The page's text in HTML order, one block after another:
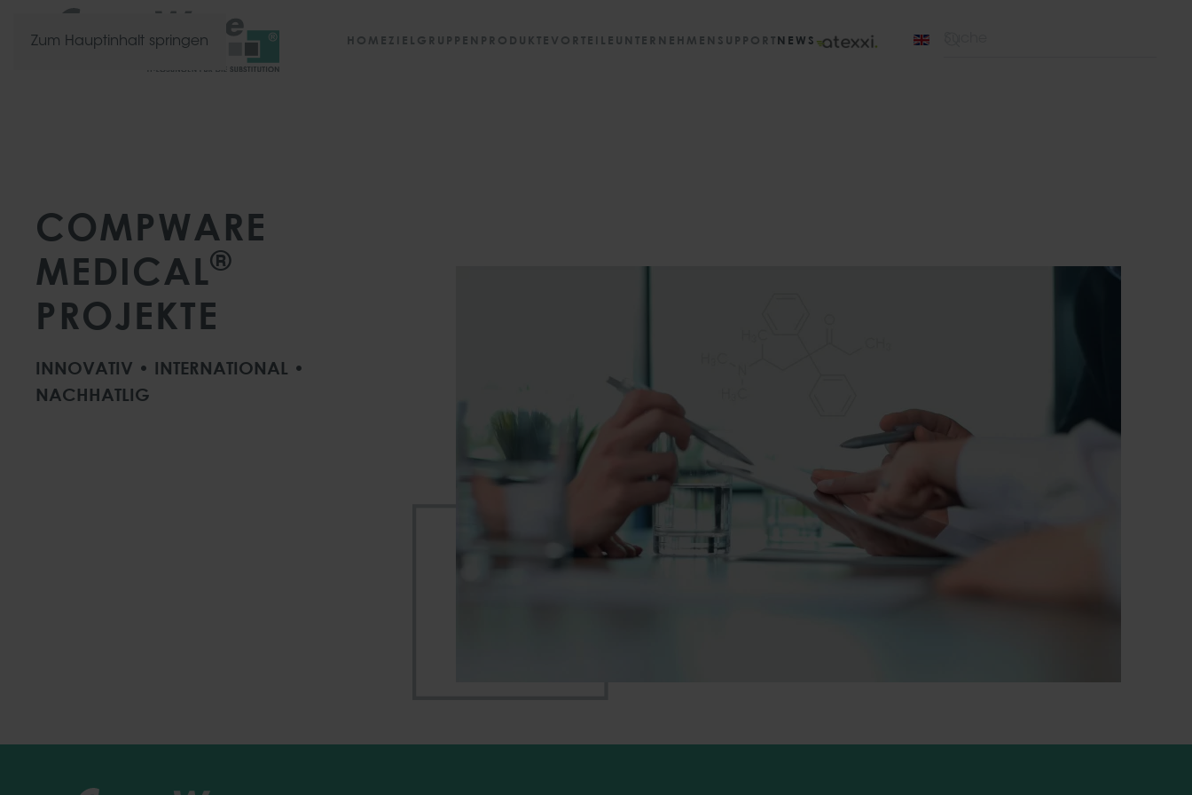
Zum Hauptinhalt springen HOME ZIELGRUPPEN PRODUKTE VORTEILE UNTERNEHMEN SUPPORTNEWS
COMPWARE
MEDICAL®
PROJEKTE
INNOVATIV • INTERNATIONAL •
NACHHATLIG